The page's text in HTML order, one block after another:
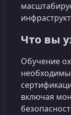
Что вы
Обучение
включая